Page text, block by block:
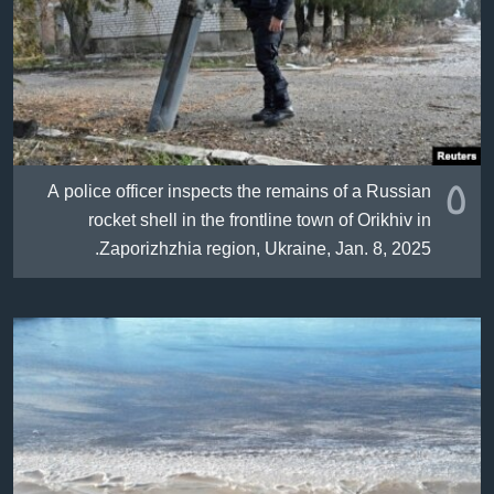
ژیان لە فەرهەنگدا
Learning English
FOLLOW US
زمانه‌کان٥ A police officer inspects the remains of a Russian
rocket shell in the frontline town of Orikhiv in
Zaporizhzhia region, Ukraine, Jan. 8, 2025.